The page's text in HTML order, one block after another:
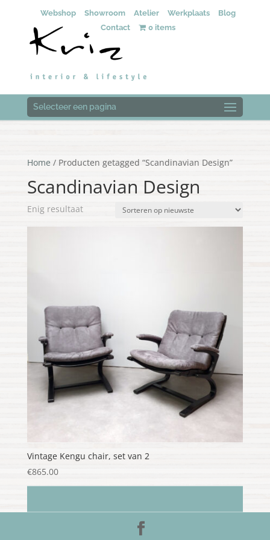
Webshop Showroom Atelier Werkplaats
Blog
Contact
0 items
Selecteer een pagina
Home / Producten getagged “Scandinavian Design”
Scandinavian Design
Enig resultaat
Vintage Kengu chair, set van 2
€865.00